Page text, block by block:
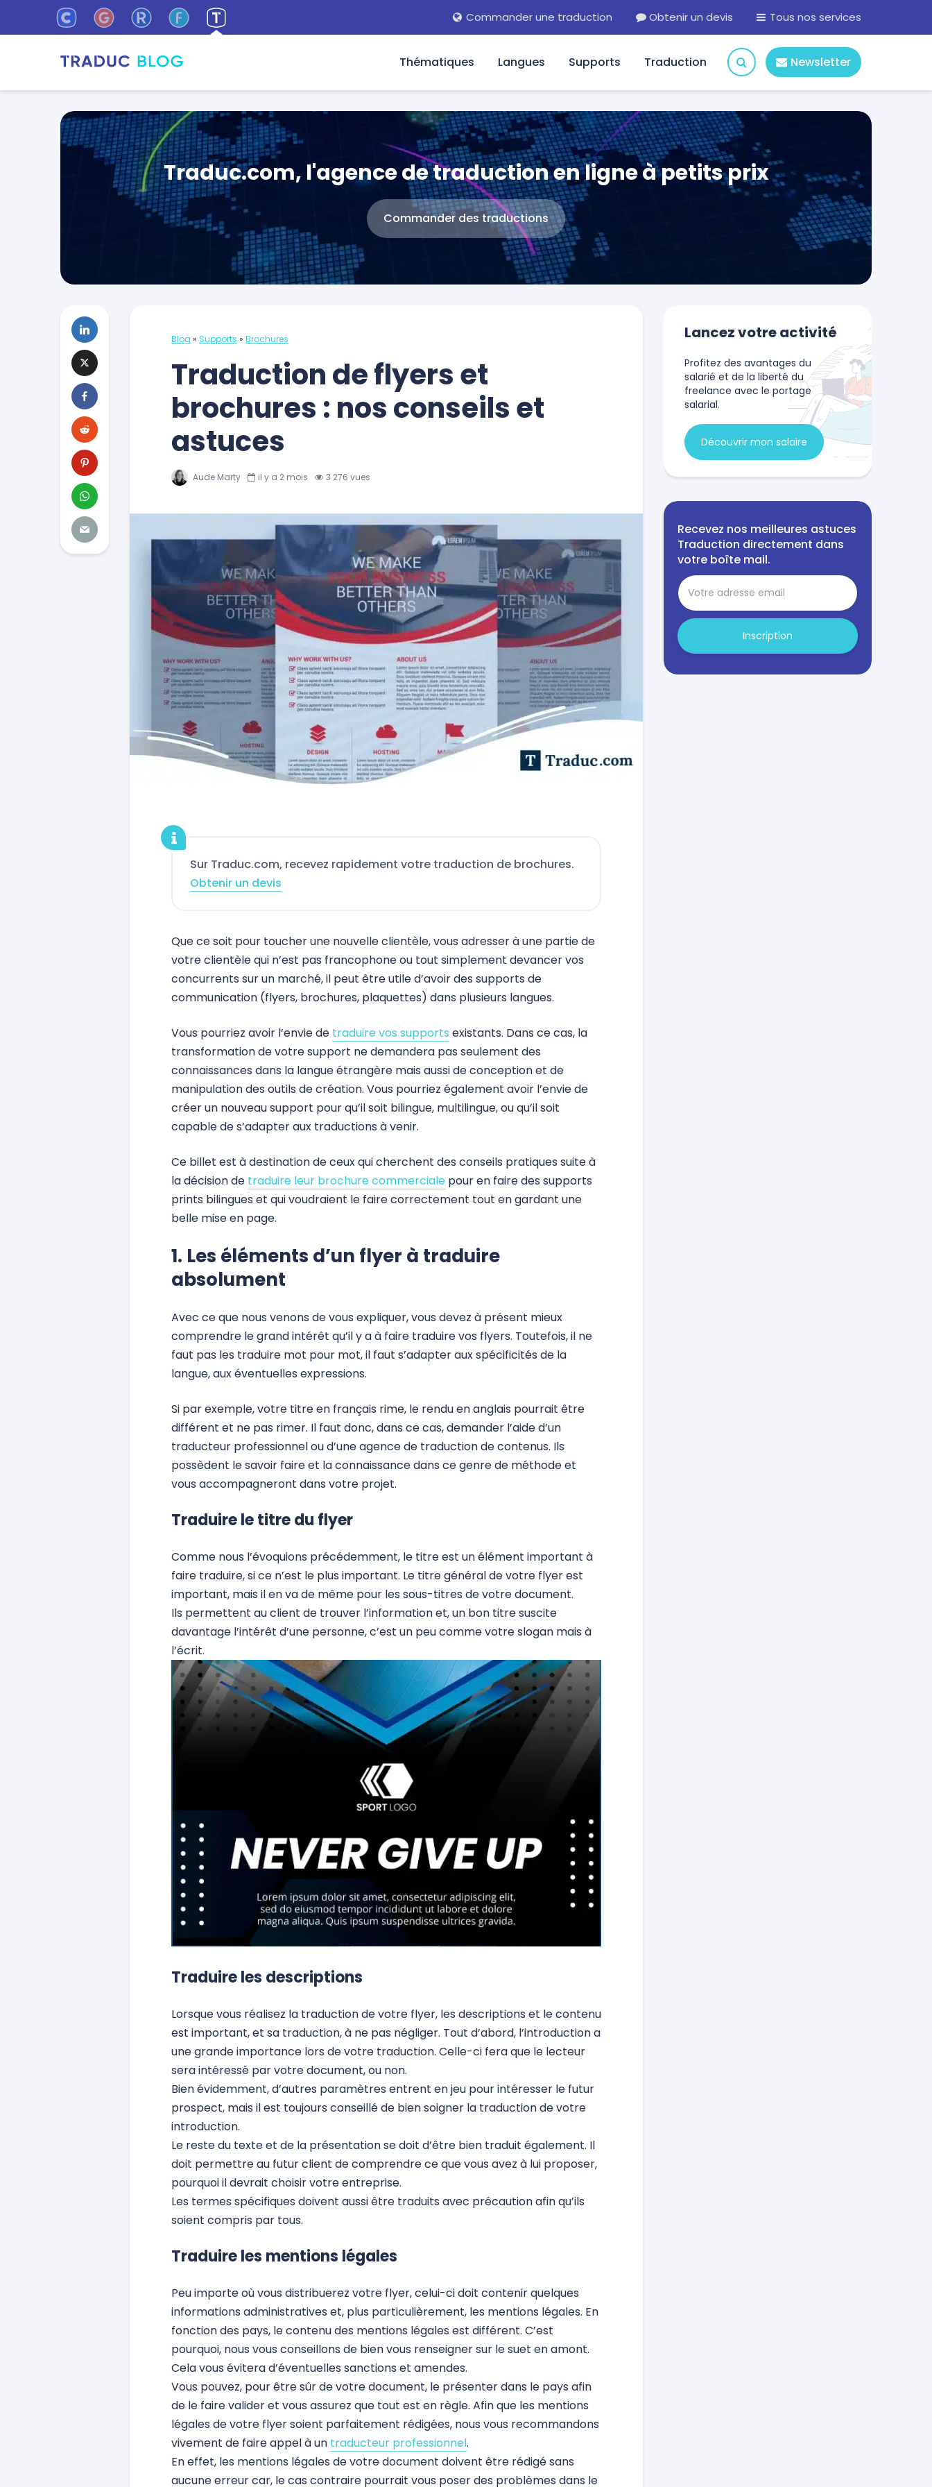
Commander une traduction Obtenir un devis Tous nos services
Thématiques Langues Supports Traduction Newsletter
Traduc.com, l'agence de traduction en ligne à petits prix
Commander des traductions
Blog » Supports » Brochures
Traduction de flyers et
brochures : nos conseils et
astuces
Aude Marty il y a 2 mois 3 276 vues
Sur Traduc.com, recevez rapidement votre traduction de brochures.
Obtenir un devis
Que ce soit pour toucher une nouvelle clientèle, vous adresser à une partie de
votre clientèle qui n’est pas francophone ou tout simplement devancer vos
concurrents sur un marché, il peut être utile d’avoir des supports de
communication (flyers, brochures, plaquettes) dans plusieurs langues.
Vous pourriez avoir l’envie de traduire vos supports existants. Dans ce cas, la
transformation de votre support ne demandera pas seulement des
connaissances dans la langue étrangère mais aussi de conception et de
manipulation des outils de création. Vous pourriez également avoir l’envie de
créer un nouveau support pour qu’il soit bilingue, multilingue, ou qu’il soit
capable de s’adapter aux traductions à venir.
Ce billet est à destination de ceux qui cherchent des conseils pratiques suite à
la décision de traduire leur brochure commerciale pour en faire des supports
prints bilingues et qui voudraient le faire correctement tout en gardant une
belle mise en page.
1. Les éléments d’un flyer à traduire
absolument
Avec ce que nous venons de vous expliquer, vous devez à présent mieux
comprendre le grand intérêt qu’il y a à faire traduire vos flyers. Toutefois, il ne
faut pas les traduire mot pour mot, il faut s’adapter aux spécificités de la
langue, aux éventuelles expressions.
Si par exemple, votre titre en français rime, le rendu en anglais pourrait être
différent et ne pas rimer. Il faut donc, dans ce cas, demander l’aide d’un
traducteur professionnel ou d’une agence de traduction de contenus. Ils
possèdent le savoir faire et la connaissance dans ce genre de méthode et
vous accompagneront dans votre projet.
Traduire le titre du flyer
Comme nous l’évoquions précédemment, le titre est un élément important à
faire traduire, si ce n’est le plus important. Le titre général de votre flyer est
important, mais il en va de même pour les sous-titres de votre document.
Ils permettent au client de trouver l’information et, un bon titre suscite
davantage l’intérêt d’une personne, c’est un peu comme votre slogan mais à
l’écrit.
Traduire les descriptions
Lorsque vous réalisez la traduction de votre flyer, les descriptions et le contenu
est important, et sa traduction, à ne pas négliger. Tout d’abord, l’introduction a
une grande importance lors de votre traduction. Celle-ci fera que le lecteur
sera intéressé par votre document, ou non.
Bien évidemment, d’autres paramètres entrent en jeu pour intéresser le futur
prospect, mais il est toujours conseillé de bien soigner la traduction de votre
introduction.
Le reste du texte et de la présentation se doit d’être bien traduit également. Il
doit permettre au futur client de comprendre ce que vous avez à lui proposer,
pourquoi il devrait choisir votre entreprise.
Les termes spécifiques doivent aussi être traduits avec précaution afin qu’ils
soient compris par tous.
Traduire les mentions légales
Peu importe où vous distribuerez votre flyer, celui-ci doit contenir quelques
informations administratives et, plus particulièrement, les mentions légales. En
fonction des pays, le contenu des mentions légales est différent. C’est
pourquoi, nous vous conseillons de bien vous renseigner sur le suet en amont.
Cela vous évitera d’éventuelles sanctions et amendes.
Vous pouvez, pour être sûr de votre document, le présenter dans le pays afin
de le faire valider et vous assurez que tout est en règle. Afin que les mentions
légales de votre flyer soient parfaitement rédigées, nous vous recommandons
vivement de faire appel à un traducteur professionnel.
En effet, les mentions légales de votre document doivent être rédigé sans
aucune erreur car, le cas contraire pourrait vous poser des problèmes dans le
Lancez votre activité
Profitez des avantages du
salarié et de la liberté du
freelance avec le portage
salarial.
Découvrir mon salaire
Recevez nos meilleures astuces
Traduction directement dans
votre boîte mail.
Inscription